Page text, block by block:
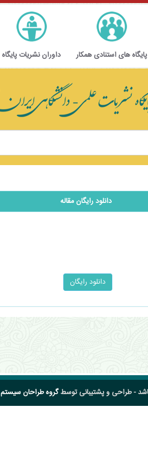
پایگاه های استنادی همکار داوران نشریات پایگاه
دانلود رایگان مقاله
- طراحی و پشتیبانی توسطگروه طراحان سیستم